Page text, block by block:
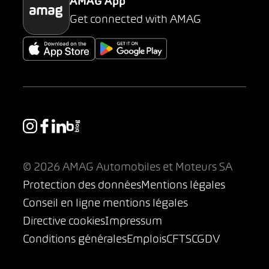
AMAG App
Get connected with AMAG
© 2026 AMAG Automobiles et Moteurs SA
Protection des donnéesMentions légales
Conseil en ligne mentions légales
Directive cookiesImpressum
Conditions généralesEmploisCFTSCGDV